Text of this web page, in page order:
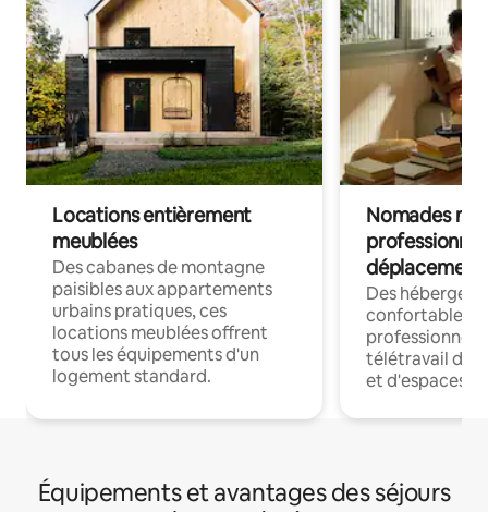
Locations entièrement
meublées
Des cabanes de montagne
paisibles aux appartements
urbains pratiques, ces
locations meublées offrent
tous les équipements d'un
logement standard.
Nomades
déplacement
Des
confortables
professionnels
télétravail
et d'espaces
Équipements et avantages des séjours